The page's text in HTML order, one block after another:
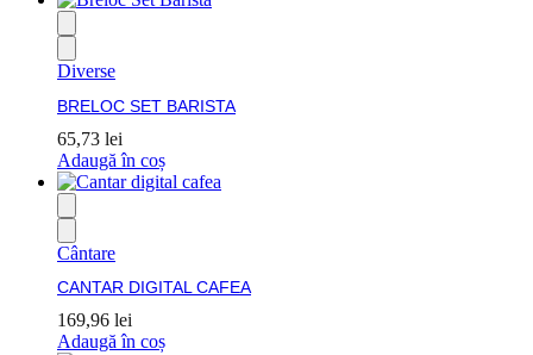
Diverse
BRELOC SET BARISTA
65,73 lei
Adaugă în coș
Cântare
CANTAR DIGITAL CAFEA
169,96 lei
Adaugă în coș